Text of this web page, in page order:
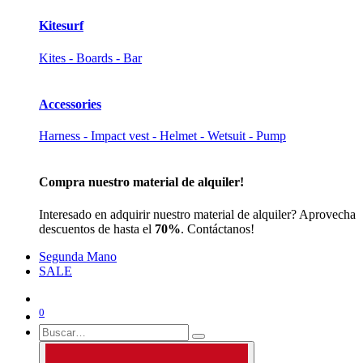
Kitesurf
Kites - Boards - Bar
Accessories
Harness - Impact vest - Helmet - Wetsuit - Pump
Compra nuestro material de alquiler!
Interesado en adquirir nuestro material de alquiler? Aprovecha
descuentos de hasta el 70%. Contáctanos!
Segunda Mano
SALE
0